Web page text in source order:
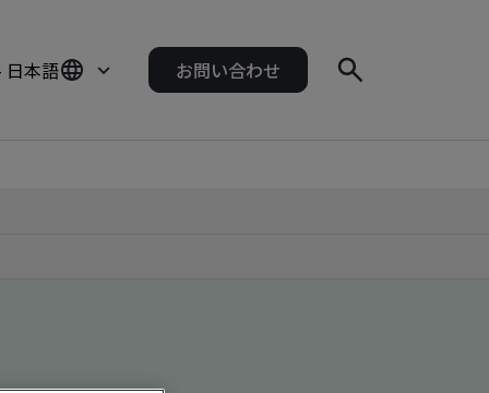
日本語 お問い合わせ